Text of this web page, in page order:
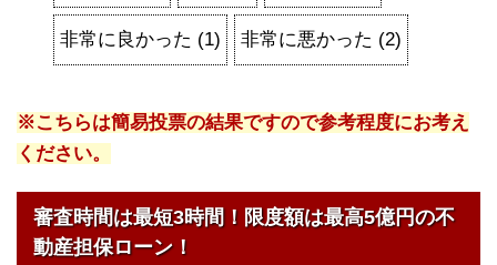
非常に良かった (1) 非常に悪かった (2)
※こちらは簡易投票の結果ですので参考程度にお考え
ください。
審査時間は最短3時間！限度額は最高5億円の不
動産担保ローン！